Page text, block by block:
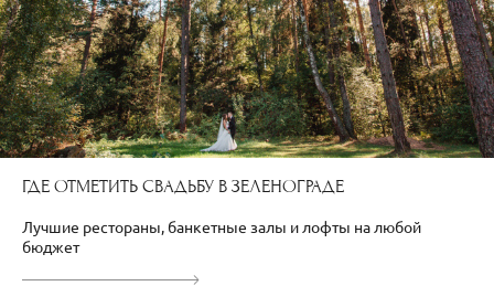
ГДЕ ОТМЕТИТЬ СВАДЬБУ В ЗЕЛЕНОГРАДЕ
Лучшие рестораны, банкетные залы и лофты на любой
бюджет